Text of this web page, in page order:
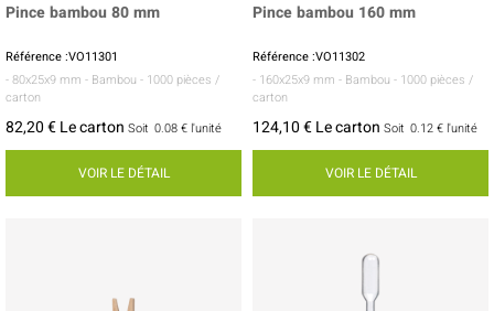
Pince bambou 80 mm
Référence :VO11301
- 80x25x9 mm - Bambou - 1000 pièces /
carton
82,20 € Le carton Soit 0.08 € l'unité
VOIR LE DÉTAIL
Pince bambou 160 mm
Référence :VO11302
- 160x25x9 mm - Bambou - 1000 pièces /
carton
124,10 € Le carton Soit 0.12 € l'unité
VOIR LE DÉTAIL